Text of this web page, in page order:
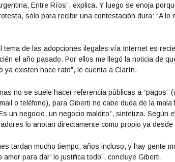
Entre Ríos”, explica. Y luego se enoja
sólo para recibir una contestación dura: “A lo
de las adopciones ilegales vía Internet es
el año pasado. Por ellos me llegó la noticia de
ya existen hace rato”, le cuenta a Clarín.
no se suele hacer referencia públicas a “pagos”
o teléfono), para Giberti no cabe duda de la mala
un negocio, un negocio maldito”, sintetiza. Según
lo anotan directamente como propio ya desde
tardan mucho tiempo, años incluso, y hay gente
para dar’ lo justifica todo”, concluye Giberti.